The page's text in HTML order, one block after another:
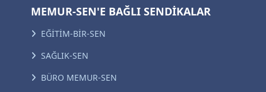
MEMUR-SEN'E BAĞLI SENDİKALAR
EĞİTİM-BİR-SEN
SAĞLIK-SEN
BÜRO MEMUR-SEN